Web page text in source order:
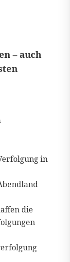
– auch
in
die